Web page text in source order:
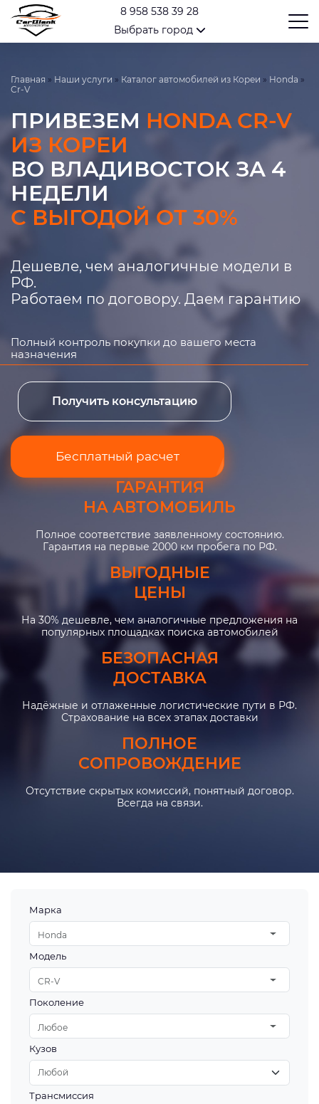
8 958 538 39 28
Выбрать город
Главная » Наши услуги » Каталог автомобилей из Кореи » Honda »
Cr-V
ПРИВЕЗЕМ HONDA CR-V
ИЗ КОРЕИ
ВО ВЛАДИВОСТОК ЗА 4
НЕДЕЛИ
С ВЫГОДОЙ ОТ 30%
Дешевле, чем аналогичные модели в
РФ.
Работаем по договору. Даем гарантию
Полный контроль покупки до вашего места
назначения
Получить консультацию
Бесплатный расчет
ГАРАНТИЯ
НА АВТОМОБИЛЬ
Полное соответствие заявленному состоянию.
Гарантия на первые 2000 км пробега по РФ.
ВЫГОДНЫЕ
ЦЕНЫ
На 30% дешевле, чем аналогичные предложения на
популярных площадках поиска автомобилей
БЕЗОПАСНАЯ
ДОСТАВКА
Надёжные и отлаженные логистические пути в РФ.
Страхование на всех этапах доставки
ПОЛНОЕ
СОПРОВОЖДЕНИЕ
Отсутствие скрытых комиссий, понятный договор.
Всегда на связи.
Марка
Honda
Модель
CR-V
Поколение
Любое
Кузов
Трансмиссия